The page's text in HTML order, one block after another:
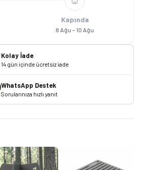
Kapında
8 Ağu – 10 Ağu
Kolay İade
14 gün içinde ücretsiz iade
WhatsApp Destek
Sorularınıza hızlı yanıt